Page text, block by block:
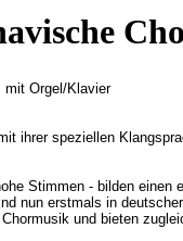
mit Orgel/Klavier
ihrer speziellen
Stimmen - bilden
nun erstmals in
und bieten